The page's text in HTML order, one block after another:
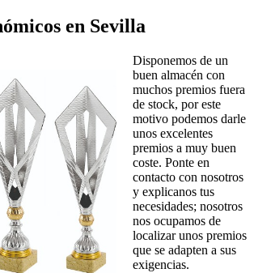
en Sevilla
Disponemos de un
buen almacén con
muchos premios fuera
de stock, por este
motivo podemos darle
unos excelentes
premios a muy buen
coste. Ponte en
contacto con nosotros
y explicanos tus
necesidades; nosotros
nos ocupamos de
localizar unos premios
que se adapten a sus
exigencias.